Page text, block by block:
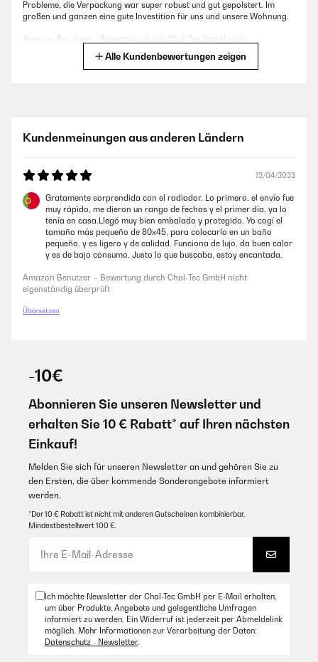
Probleme, die Verpackung war super robust und gut gepolstert. Im
großen und ganzen eine gute Investition für uns und unsere Wohnung.
Amazon Benutzer – Bewertung durch Chal-Tec GmbH nicht
eigenständig überprüft
benötigen. Die Installation durch einen befreundetet Fachmann hat
im Bad und ist sehr kompakt.
Amazon Benutzer – Bewertung durch Chal-Tec GmbH nicht
eigenständig überprüft
12/04/2023
Kratz und stoßfest.Angeschlossen ist der Heizkörper relativ
schnell.Klasse Ergänzung für unsere Handtücher, nun haben diese
vorgewärmt! ️
Alle Kundenbewertungen zeigen
Kundenmeinungen aus anderen Ländern
12/04/2023
Gratamente sorprendida con el radiador. Lo primero, el envío fue
muy rápido, me dieron un rango de fechas y el primer día, ya lo
tenía en casa.Llegó muy bien embalado y protegido. Yo cogí el
tamaño más pequeño de 80x45, para colocarlo en un baño
pequeño, y es ligero y de calidad. Funciona de lujo, da buen calor
y es de bajo consumo. Justo lo que buscaba, estoy encantada.
Amazon Benutzer – Bewertung durch Chal-Tec GmbH nicht
eigenständig überprüft
Übersetzen
-10€
Abonnieren Sie unseren Newsletter und
erhalten Sie 10 € Rabatt* auf Ihren nächsten
Einkauf!
Melden Sie sich für unseren Newsletter an und gehören Sie zu
den Ersten, die über kommende Sonderangebote informiert
werden.
*Der 10 € Rabatt ist nicht mit anderen Gutscheinen kombinierbar.
Mindestbestellwert 100 €.
Ich möchte Newsletter der Chal-Tec GmbH per E-Mail erhalten,
um über Produkte, Angebote und gelegentliche Umfragen
informiert zu werden. Ein Widerruf ist jederzeit per Abmeldelink
möglich. Mehr Informationen zur Verarbeitung der Daten:
Datenschutz - Newsletter.